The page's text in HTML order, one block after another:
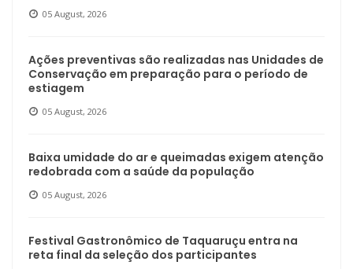
05 August, 2026
Ações preventivas são realizadas nas Unidades de
Conservação em preparação para o período de
estiagem
05 August, 2026
Baixa umidade do ar e queimadas exigem atenção
redobrada com a saúde da população
05 August, 2026
Festival Gastronômico de Taquaruçu entra na
reta final da seleção dos participantes